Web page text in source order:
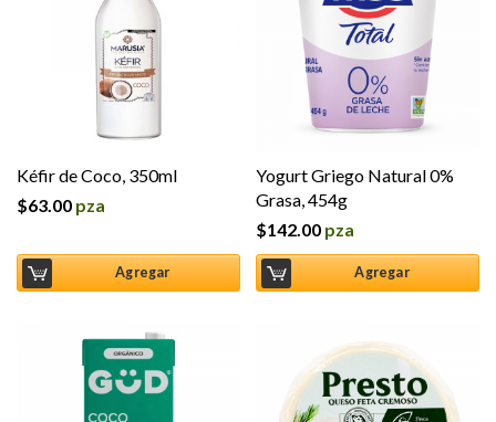
Kéfir de Coco, 350ml
$63.00 pza
Agregar
Yogurt Griego Natural 0%
Grasa, 454g
$142.00 pza
Agregar